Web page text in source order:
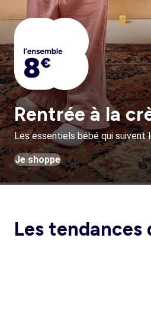
Rentrée à la
Les essentiels bébé qui suivent
Je shoppe
Les tendances